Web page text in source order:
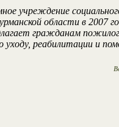
учреждение
области в 2007
гражданам пожилого
уходу, реабилитации и